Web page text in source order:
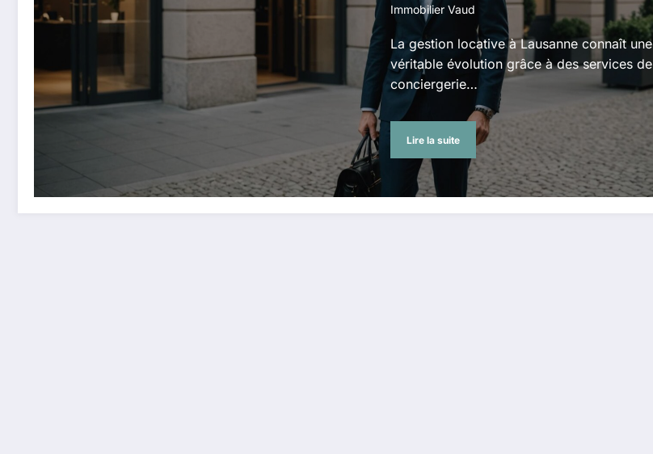
Immobilier Vaud
La gestion locative à Lausanne connaît une
véritable évolution grâce à des services de
conciergerie…
Lire la suite